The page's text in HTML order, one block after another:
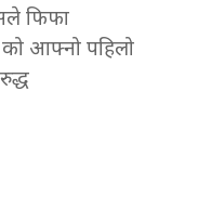
फिफा
आफ्नो पहिलो